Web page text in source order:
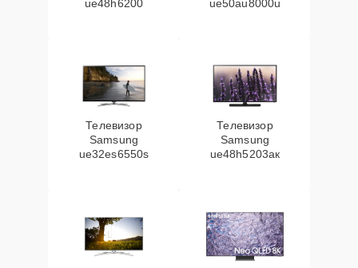
ue48h6200 ue50au8000u
Телевизор
Samsung
ue32es6550s
Телевизор
Samsung
ue48h5203aк